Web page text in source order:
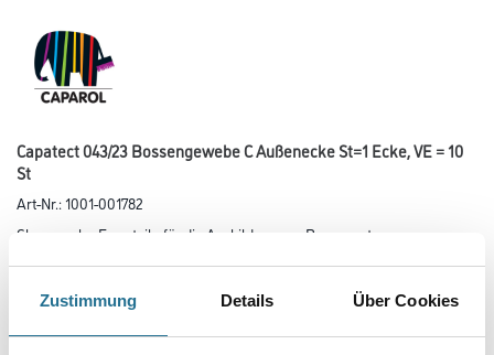
Zustimmung Details Über Cookies
Capatect 043/23 Bossengewebe C Außenecke St=1 Ecke, VE = 10
St
Art-Nr.:1001-001782
Glasgewebe-Formteile für die Ausbildung von Bossennuten.
- Breite Gewebeschenkel: 10 cm